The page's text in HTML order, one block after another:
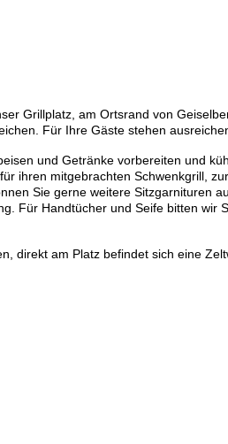
Grillplatz, am Ortsrand von
Für Ihre Gäste stehen
und Getränke vorbereiten und
für ihren mitgebrachten Schwenkgrill,
Sie gerne weitere Sitzgarnituren
Für Handtücher und Seife bitten wir
direkt am Platz befindet sich eine